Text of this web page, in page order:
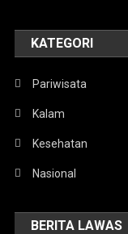
KATEGORI
Pariwisata
Kalam
Kesehatan
Nasional
BERITA LAWAS